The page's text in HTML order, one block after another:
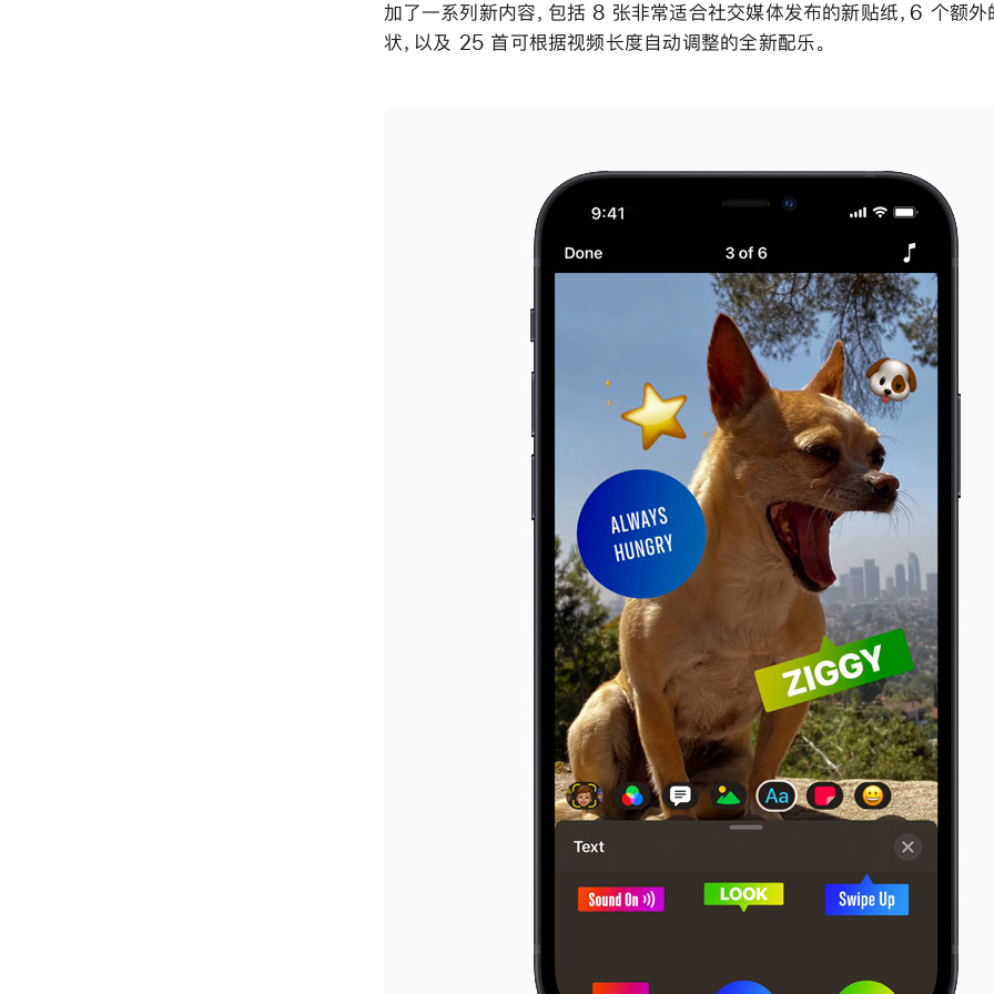
加了一系列新内容，包括 8 张非常适合社交媒体发布的新贴纸，6 个额外
状，以及 25 首可根据视频长度自动调整的全新配乐。